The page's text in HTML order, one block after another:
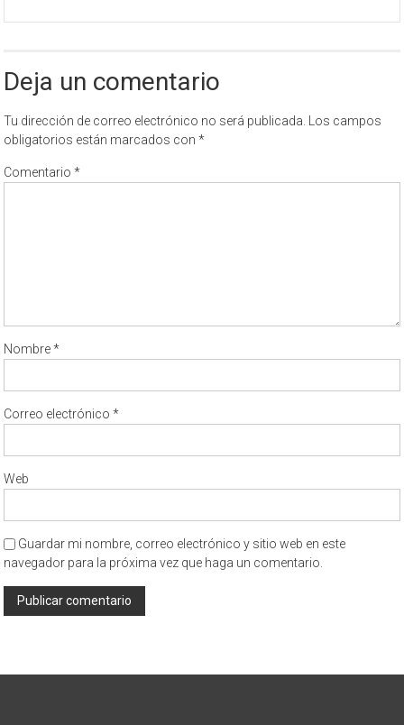
Deja un comentario
Tu dirección de correo electrónico no será publicada.
Los campos
obligatorios están marcados con*
Comentario*
Nombre*
Correo electrónico*
Web
Guardar mi nombre, correo electrónico y sitio web en este
navegador para la próxima vez que haga un comentario.